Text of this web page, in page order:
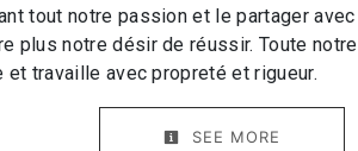
tout notre passion et le partager avec
plus notre désir de réussir. Toute notre
travaille avec propreté et rigueur.
SEE MORE